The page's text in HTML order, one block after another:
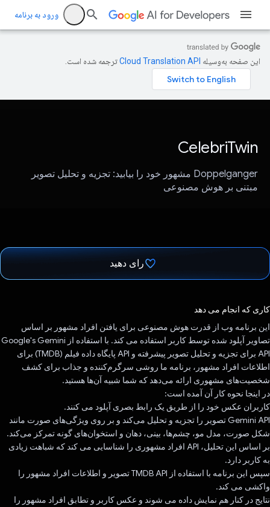
ورود به برنامه
این صفحه به‌وسیله ترجمه شده است.
CelebriTwin
Doppelganger مشهور خود را بیابید: تجزیه و تحلیل تصویر
مبتنی بر هوش مصنوعی
رای دهید
کاری که انجام می دهد
این برنامه وب از قدرت هوش مصنوعی برای یافتن افراد مشهور بر اساس
تصاویر آپلود شده توسط کاربر استفاده می کند. با استفاده از Google's Gemini
API برای تجزیه و تحلیل تصویر پیشرفته و API پایگاه داده فیلم (TMDB) برای
اطلاعات افراد مشهور، برنامه ما روشی سرگرم‌کننده و جذاب برای کشف
شخصیت‌های مشهوری ارائه می‌دهد که شما شبیه آن‌ها هستید.
در اینجا نحوه کار آن آمده است:
کاربران عکس خود را از طریق یک رابط بصری آپلود می کنند.
Gemini API تصویر را تجزیه و تحلیل می‌کند و بر روی ویژگی‌های صورت مانند
شکل صورت، مدل مو، چشم‌ها، بینی، دهان و استخوان‌های گونه تمرکز می‌کند.
بر اساس این تحلیل، API افراد مشهوری را شناسایی می کند که شباهت زیادی
به کاربر دارد.
سپس این برنامه با استفاده از TMDB API تصویر و اطلاعات افراد مشهور را
واکشی می کند.
نتایج در کنار هم نمایش داده می شوند و عکس کاربر و تطابق افراد مشهور را